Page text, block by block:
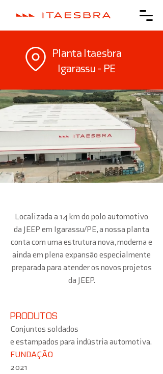
Planta Itaesbra
Igarassu - PE
Localizada a 14 km do polo automotivo
da JEEP em Igarassu/PE, a nossa planta
conta com uma estrutura nova, moderna e
ainda em plena expansão especialmente
preparada para atender os novos projetos
da JEEP.
PRODUTOS
Conjuntos soldados
e estampados para indústria automotiva.
FUNDAÇÃO
2021